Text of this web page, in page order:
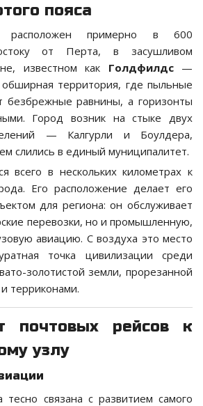
пояса
расположен примерно в 600
от Перта, в засушливом
известном как Голдфилдс—
территория, где пыльные
безбрежные равнины, а горизонты
Город возник на стыке двух
— Калгурли и Боулдера,
слились в единый муниципалитет.
всего в нескольких километрах к
Его расположение делает его
для региона: он обслуживает
перевозки, но и промышленную,
авиацию. С воздуха это место
точка цивилизации среди
золотистой земли, прорезанной
терриконами.
почтовых рейсов к
узлу
тесно связана с развитием самого